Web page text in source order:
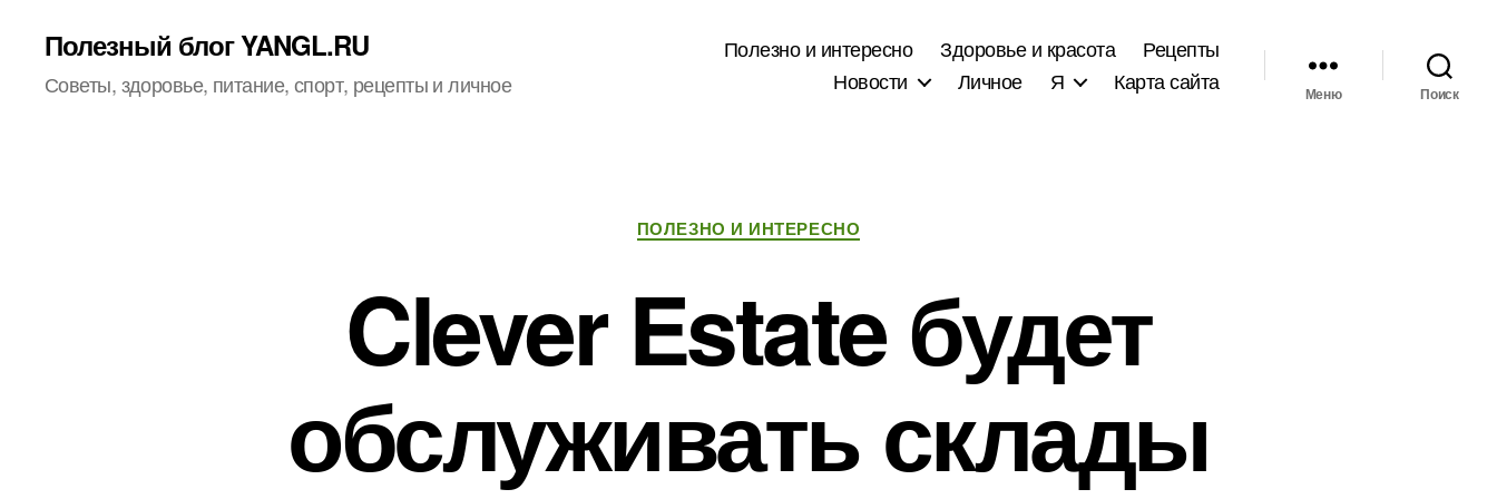
Полезный блог YANGL.RU
Советы, здоровье, питание, спорт, рецепты и личное
Полезно и интересно Здоровье и красота
Рецепты
Новости
Личное Я Карта сайта Меню Поиск
Рубрики
ПОЛЕЗНО И ИНТЕРЕСНО
Clever Estate будет
обслуживать склады